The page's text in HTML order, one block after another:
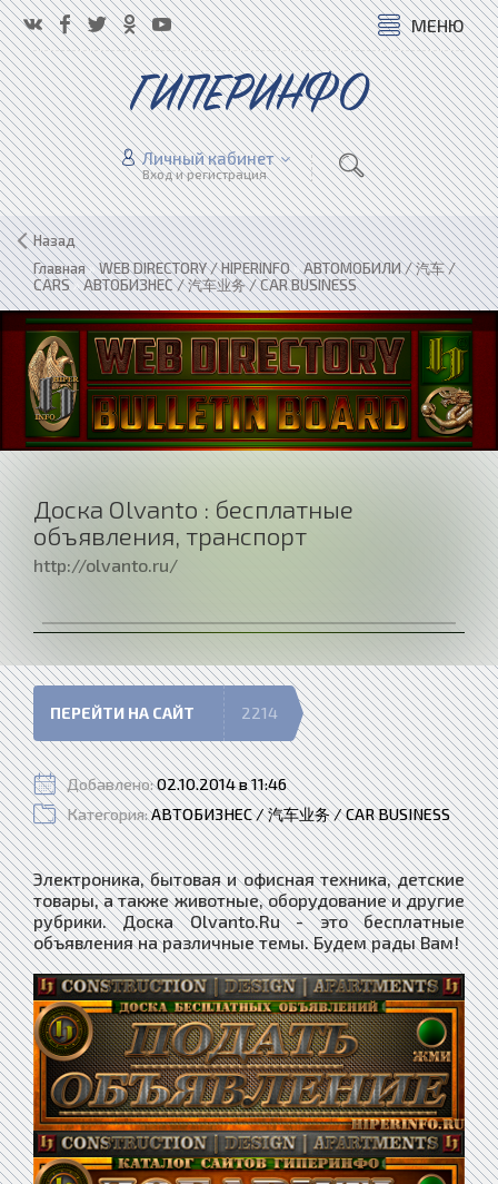
МЕНЮ
ГИПЕРИНФО
Личный кабинет
Вход и регистрация
Назад
Главная»WEB DIRECTORY / HIPERINFO»АВТОМОБИЛИ / 汽车 /
CARS»АВТОБИЗНЕС / 汽车业务 / CAR BUSINESS
Доска Olvanto : бесплатные
объявления, транспорт
http://olvanto.ru/
ПЕРЕЙТИ НА САЙТ 2214
Добавлено:02.10.2014 в 11:46
Категория:АВТОБИЗНЕС / 汽车业务 / CAR BUSINESS
Электроника, бытовая и офисная техника, детские
товары, а также животные, оборудование и другие
рубрики. Доска Olvanto.Ru - это бесплатные
объявления на различные темы. Будем рады Вам!